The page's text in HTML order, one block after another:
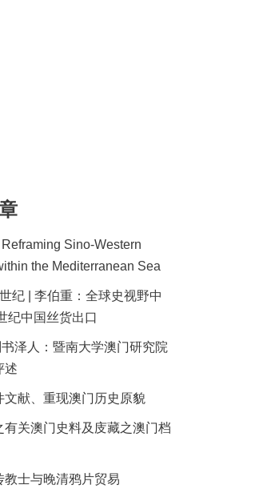
Sino-Western
the Mediterranean Sea
纪 | 李伯重：全球史视野中
纪中国丝货出口
泽人：暨南大学澳门研究院
述
文献、重现澳门历史原貌
有关澳门史料及庋藏之澳门档
教士与晚清鸦片贸易